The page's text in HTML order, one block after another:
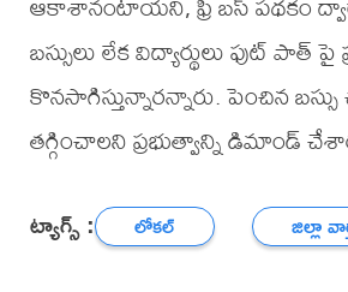
బస్సులు లేక విద్యార్థులు ఫుట్ పాత్
కొనసాగిస్తున్నారన్నారు. పెంచిన బస్సు
తగ్గించాలని ప్రభుత్వాన్ని డిమాండ్
ట్యాగ్స్ : లోకల్ జిల్లా